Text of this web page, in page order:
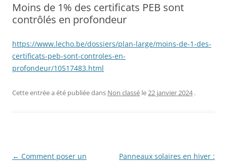
Moins de 1% des certificats PEB sont
contrôlés en profondeur
https://www.lecho.be/dossiers/plan-large/moins-de-1-des-
certificats-peb-sont-controles-en-
profondeur/10517483.html
Cette entrée a été publiée dans Non classé le22 janvier 2024 .
Navigation
← Comment poser un
Panneaux solaires en hiver :